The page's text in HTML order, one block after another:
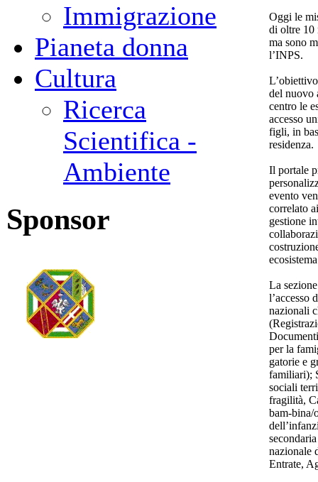
Immigrazione
Pianeta donna
Cultura
Ricerca
Scientifica -
Ambiente
Sponsor
Oggi le
di oltre 10
ma sono
l’INPS.
del nuovo
centro le
accesso
figli, in
residenza.
Il portale
evento
correlato
gestione
La
l’accesso
nazionali
per la
gatorie e
familiari);
sociali
fragilità,
bam-bina/
nazionale
Entrate,